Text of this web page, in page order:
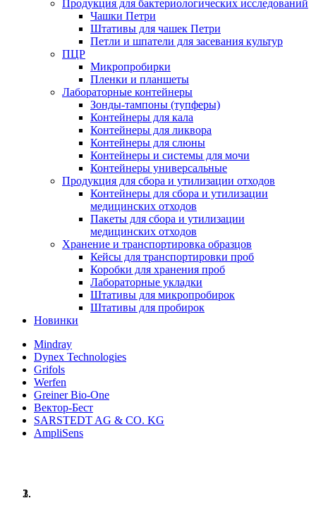
Продукция для бактериологических исследований
Чашки Петри
Штативы для чашек Петри
Петли и шпатели для засевания культур
ПЦР
Микропробирки
Пленки и планшеты
Лабораторные контейнеры
Зонды-тампоны (тупферы)
Контейнеры для кала
Контейнеры для ликвора
Контейнеры для слюны
Контейнеры и системы для мочи
Контейнеры универсальные
Продукция для сбора и утилизации отходов
Контейнеры для сбора и утилизации
медицинских отходов
Пакеты для сбора и утилизации
медицинских отходов
Хранение и транспортировка образцов
Кейсы для транспортировки проб
Коробки для хранения проб
Лабораторные укладки
Штативы для микропробирок
Штативы для пробирок
Новинки
Mindray
Dynex Technologies
Grifols
Werfen
Greiner Bio-One
Вектор-Бест
SARSTEDT AG & CO. KG
AmpliSens